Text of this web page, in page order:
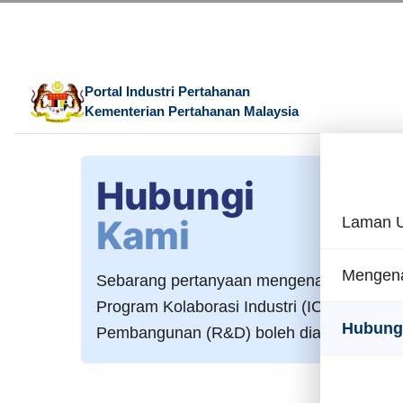
Portal Industri Pertahanan
Kementerian Pertahanan Malaysia
Laman
Hubungi
Kami
Sebarang pertanyaan mengenai Portal
Program Kolaborasi Industri (ICP), atau
Pembangunan (R&D) boleh diajukan